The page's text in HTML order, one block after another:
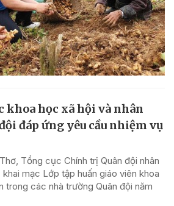
khoa học xã hội và nhân
đáp ứng yêu cầu nhiệm vụ
Tổng cục Chính trị Quân đội nhân
mạc Lớp tập huấn giáo viên khoa
trong các nhà trường Quân đội năm